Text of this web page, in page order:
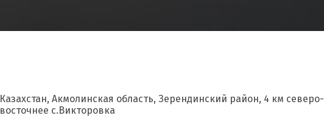
Казахстан, Акмолинская область, Зерендинский район, 4 км северо-
восточнее с.Викторовка